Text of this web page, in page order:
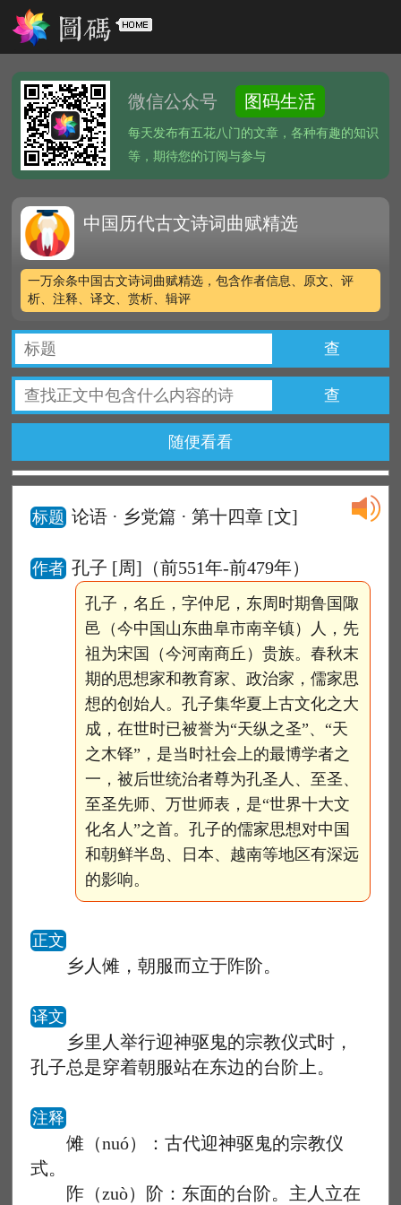
微信公众号 图码生活
每天发布有五花八门的文章，各种有趣的知识
等，期待您的订阅与参与
中国历代古文诗词曲赋精选
一万余条中国古文诗词曲赋精选，包含作者信息、原文、评
析、注释、译文、赏析、辑评
查
查
随便看看
标题 论语 · 乡党篇 · 第十四章 [文]
作者 孔子 [周]（前551年-前479年）
孔子，名丘，字仲尼，东周时期鲁国陬
邑（今中国山东曲阜市南辛镇）人，先
祖为宋国（今河南商丘）贵族。春秋末
期的思想家和教育家、政治家，儒家思
想的创始人。孔子集华夏上古文化之大
成，在世时已被誉为“天纵之圣”、“天
之木铎”，是当时社会上的最博学者之
一，被后世统治者尊为孔圣人、至圣、
至圣先师、万世师表，是“世界十大文
化名人”之首。孔子的儒家思想对中国
和朝鲜半岛、日本、越南等地区有深远
的影响。
正文
乡人傩，朝服而立于阼阶。
译文
乡里人举行迎神驱鬼的宗教仪式时，
孔子总是穿着朝服站在东边的台阶上。
注释
傩（nuó）：古代迎神驱鬼的宗教仪
式。
阼（zuò）阶：东面的台阶。主人立在